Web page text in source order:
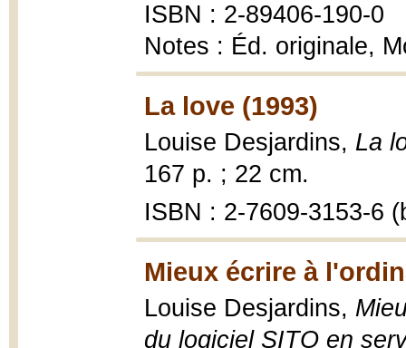
ISBN : 2-89406-190-0
Notes : Éd. originale,
La love (1993)
Louise Desjardins, La
167 p. ; 22 cm.
ISBN : 2-7609-3153-6
Mieux écrire à
Louise Desjardins,
du logiciel SITO en